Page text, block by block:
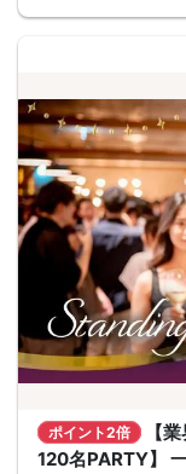
ポイント2倍
【
120名PARTY】